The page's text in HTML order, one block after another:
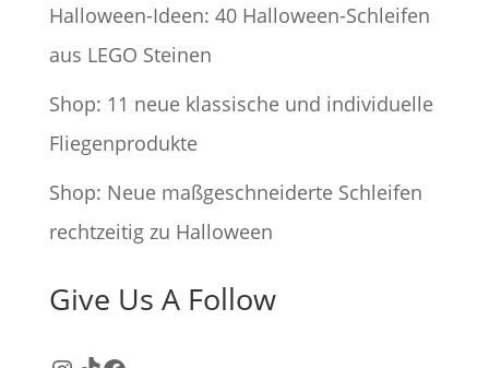
Halloween-Ideen: 40 Halloween-Schleifen
aus LEGO Steinen
Shop: 11 neue klassische und individuelle
Fliegenprodukte
Shop: Neue maßgeschneiderte Schleifen
rechtzeitig zu Halloween
Give Us A Follow